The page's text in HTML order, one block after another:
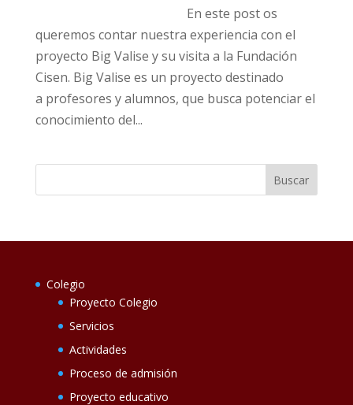
En este post os
queremos contar nuestra experiencia con el
proyecto Big Valise y su visita a la Fundación
Cisen. Big Valise es un proyecto destinado
a profesores y alumnos, que busca potenciar el
conocimiento del...
Colegio
Proyecto Colegio
Servicios
Actividades
Proceso de admisión
Proyecto educativo